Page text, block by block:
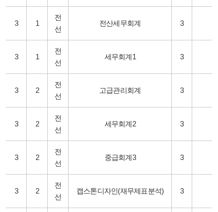
3 1
전
선
전산세무회계 3
3 1
전
선
세무회계1 3
3 2
전
선
고급관리회계 3
3 2
전
선
세무회계2 3
3 2
전
선
중급회계3 3
3 2
전
선
캡스톤디자인(재무제표분석) 3